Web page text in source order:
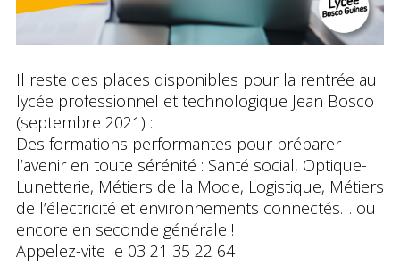
Il reste des places disponibles pour la rentrée au
lycée professionnel et technologique Jean Bosco
(septembre 2021) :
Des formations performantes pour préparer
l’avenir en toute sérénité : Santé social, Optique-
Lunetterie, Métiers de la Mode, Logistique, Métiers
de l’électricité et environnements connectés… ou
encore en seconde générale !
Appelez-vite le 03 21 35 22 64